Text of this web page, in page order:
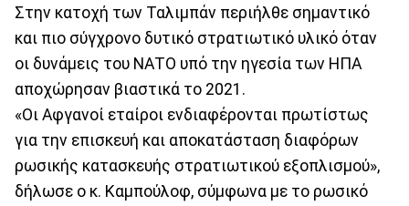
Στην κατοχή των Ταλιμπάν περιήλθε σημαντικό
και πιο σύγχρονο δυτικό στρατιωτικό υλικό όταν
οι δυνάμεις του ΝΑΤΟ υπό την ηγεσία των ΗΠΑ
αποχώρησαν βιαστικά το 2021.
«Οι Αφγανοί εταίροι ενδιαφέρονται πρωτίστως
για την επισκευή και αποκατάσταση διαφόρων
ρωσικής κατασκευής στρατιωτικού εξοπλισμού»,
δήλωσε ο κ. Καμπούλοφ, σύμφωνα με το ρωσικό